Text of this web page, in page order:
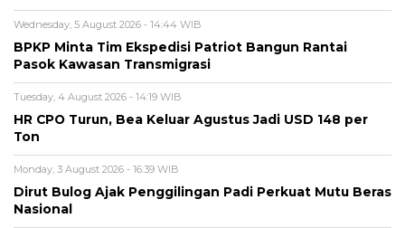
Wednesday, 5 August 2026 - 14:44 WIB
BPKP Minta Tim Ekspedisi Patriot Bangun Rantai
Pasok Kawasan Transmigrasi
Tuesday, 4 August 2026 - 14:19 WIB
HR CPO Turun, Bea Keluar Agustus Jadi USD 148 per
Ton
Monday, 3 August 2026 - 16:39 WIB
Dirut Bulog Ajak Penggilingan Padi Perkuat Mutu Beras
Nasional